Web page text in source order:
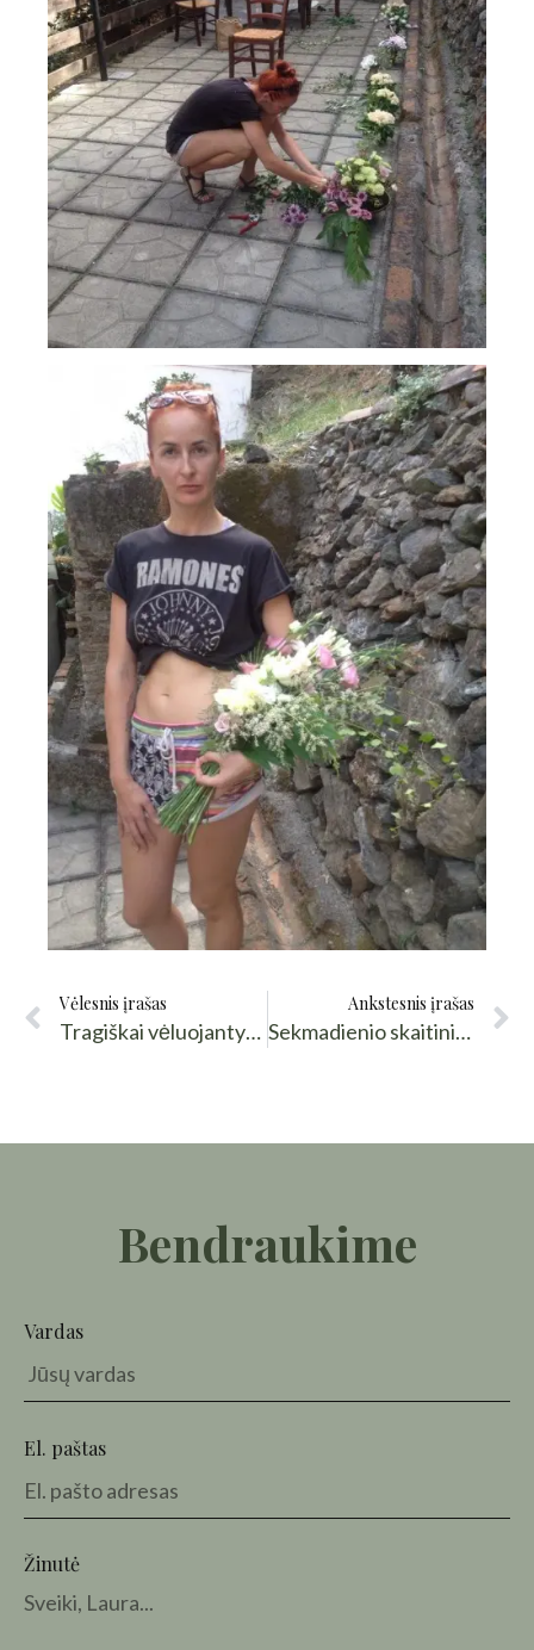
Vėlesnis įrašas
Tragiškai vėluojantys Skaitiniai. Šiek tiek apie Siciliją, šiek tiek apie praėjusios savaitės vestuves.
Ankstesnis įrašas
Sekmadienio skaitiniai, bet labiau Eglės ir Pauliaus vestuvių anonsas
Bendraukime
Vardas
El. paštas
Žinutė